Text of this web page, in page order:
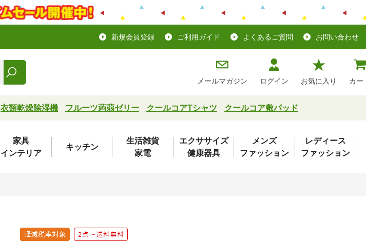
新規会員登録 ご利用ガイド よくあるご質問 お問い合わせ
メールマガジン ログイン お気に入り カー
衣類乾燥除湿機 フルーツ蒟蒻ゼリー クールコアTシャツ クールコア敷パッド
家具
インテリア
キッチン
生活雑貨
家電
エクササイズ
健康器具
メンズ
ファッション
レディース
ファッション